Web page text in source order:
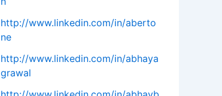
http://www.linkedin.com/in/aberto
ne
http://www.linkedin.com/in/abhaya
grawal